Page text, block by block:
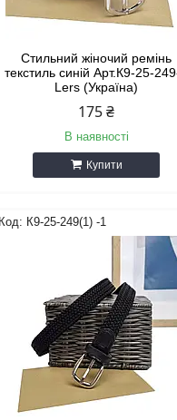
Стильний жіночий ремінь
текстиль синій Арт.К9-25-
Lers (Україна)
175 ₴
В наявності
Купити
К9-25-249(1) -1